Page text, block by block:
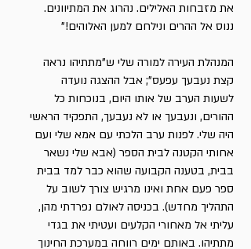
את מזבחות האלילים. נהרוג את המתיוונים.
ננוס אל ההרים ונילחם למען האלוהים!"
המנהלת העירה למורה שלי ש"מתתיהו נראה
קצת נעבעך עפעס"; אבל ההצגה נועדה
לשעות הערב של אותו היום, בנוכחות כל
ההורים, ונעבעך או לא נעבעך, התפקיד הראשי
היה שלי. לפנות ערב הלכתי עם אמא שלי ועם
אחותי הקטנה לבית הספר (אבא שלי נשאר
בבית, בטענה הקבועה שהוא כבר למד בבית
ספר פעם אחת ואינו מרגיש צורך לשוב על
התהליך מחדש). בכניסה לאולם נפרדתי מהן,
עליתי אל מאחורי הקלעים ועטיתי את בגדי
מתתיהו. באותם ימים רווחה במערכת החינוך